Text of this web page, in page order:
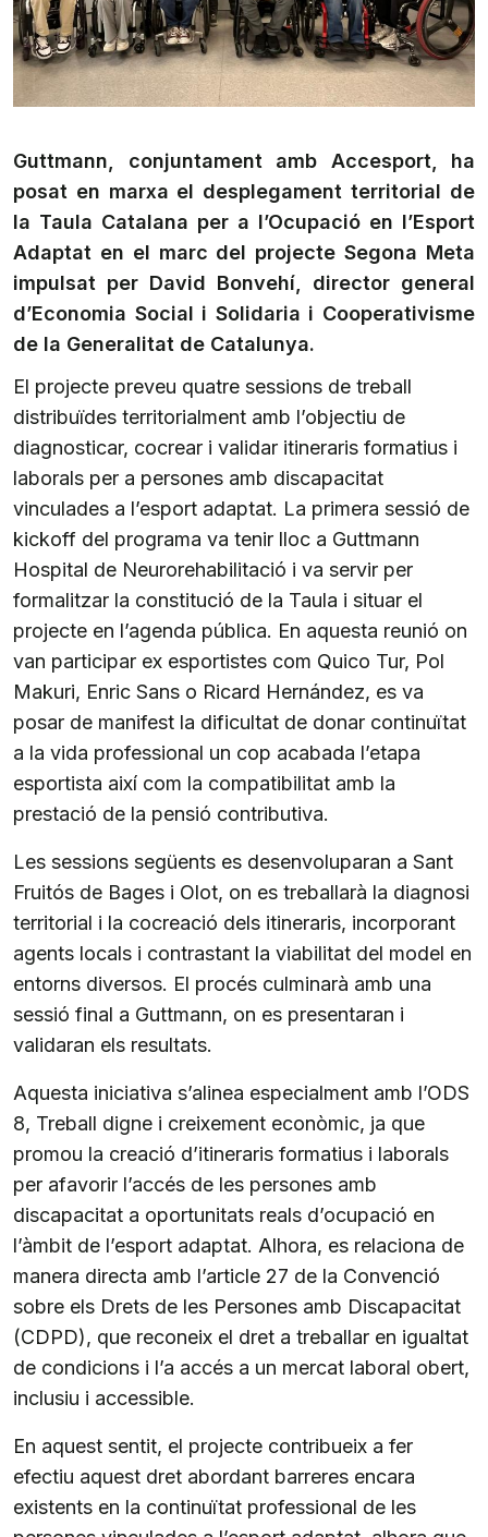
Guttmann, conjuntament amb Accesport, ha
posat en marxa el desplegament territorial de
la Taula Catalana per a l’Ocupació en l’Esport
Adaptat en el marc del projecte Segona Meta
impulsat per David Bonvehí, director general
d’Economia Social i Solidaria i Cooperativisme
de la Generalitat de Catalunya.
El projecte preveu quatre sessions de treball
distribuïdes territorialment amb l’objectiu de
diagnosticar, cocrear i validar itineraris formatius i
laborals per a persones amb discapacitat
vinculades a l’esport adaptat. La primera sessió de
kickoff del programa va tenir lloc a Guttmann
Hospital de Neurorehabilitació i va servir per
formalitzar la constitució de la Taula i situar el
projecte en l’agenda pública. En aquesta reunió on
van participar ex esportistes com Quico Tur, Pol
Makuri, Enric Sans o Ricard Hernández, es va
posar de manifest la dificultat de donar continuïtat
a la vida professional un cop acabada l’etapa
esportista així com la compatibilitat amb la
prestació de la pensió contributiva.
Les sessions següents es desenvoluparan a Sant
Fruitós de Bages i Olot, on es treballarà la diagnosi
territorial i la cocreació dels itineraris, incorporant
agents locals i contrastant la viabilitat del model en
entorns diversos. El procés culminarà amb una
sessió final a Guttmann, on es presentaran i
validaran els resultats.
Aquesta iniciativa s’alinea especialment amb l’ODS
8, Treball digne i creixement econòmic, ja que
promou la creació d’itineraris formatius i laborals
per afavorir l’accés de les persones amb
discapacitat a oportunitats reals d’ocupació en
l’àmbit de l’esport adaptat. Alhora, es relaciona de
manera directa amb l’article 27 de la Convenció
sobre els Drets de les Persones amb Discapacitat
(CDPD), que reconeix el dret a treballar en igualtat
de condicions i l’a accés a un mercat laboral obert,
inclusiu i accessible.
En aquest sentit, el projecte contribueix a fer
efectiu aquest dret abordant barreres encara
existents en la continuïtat professional de les